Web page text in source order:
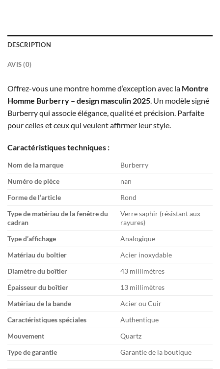
DESCRIPTION
AVIS (0)
Offrez-vous une montre homme d’exception avec la Montre
Homme Burberry – design masculin 2025 . Un modèle signé
Burberry qui associe élégance, qualité et précision. Parfaite
pour celles et ceux qui veulent affirmer leur style.
Caractéristiques techniques :
Nom de la marque
Burberry
Numéro de pièce
nan
Forme de l’article
Rond
Type de matériau de la fenêtre du
cadran
Verre saphir (résistant aux
rayures)
Type d’affichage
Analogique
Matériau du boîtier
Acier inoxydable
Diamètre du boîtier
43 millimètres
Épaisseur du boîtier
13 millimètres
Matériau de la bande
Acier ou Cuir
Caractéristiques spéciales
Authentique
Mouvement
Quartz
Type de garantie
Garantie de la boutique